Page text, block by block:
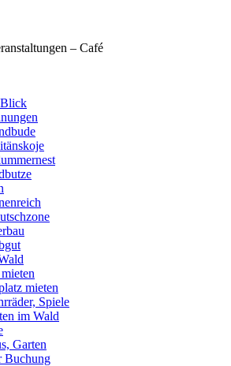
– Café
mieten
Spiele
im Wald
Garten
Buchung